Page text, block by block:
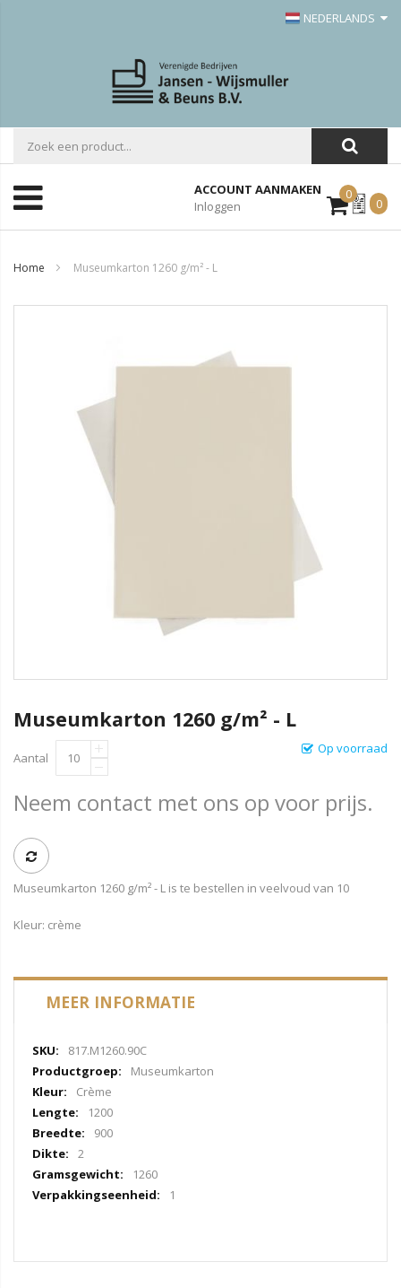
NEDERLANDS
ACCOUNT AANMAKEN
Inloggen
0Mijn
Offerte
0
Home Museumkarton 1260 g/m² - L
Museumkarton 1260 g/m² - L
Op voorraad
Aantal
Neem contact met ons op voor prijs.
Museumkarton 1260 g/m² - L is te bestellen in veelvoud van 10
Kleur: crème
MEER INFORMATIE
Meer
informatie
817.M1260.90C
Museumkarton
Crème
1200
900
2
1260
1